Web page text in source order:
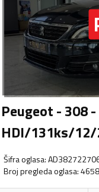
Peugeot - 308
HDI/131ks/12/
Šifra oglasa:
Broj pregleda oglasa:4658